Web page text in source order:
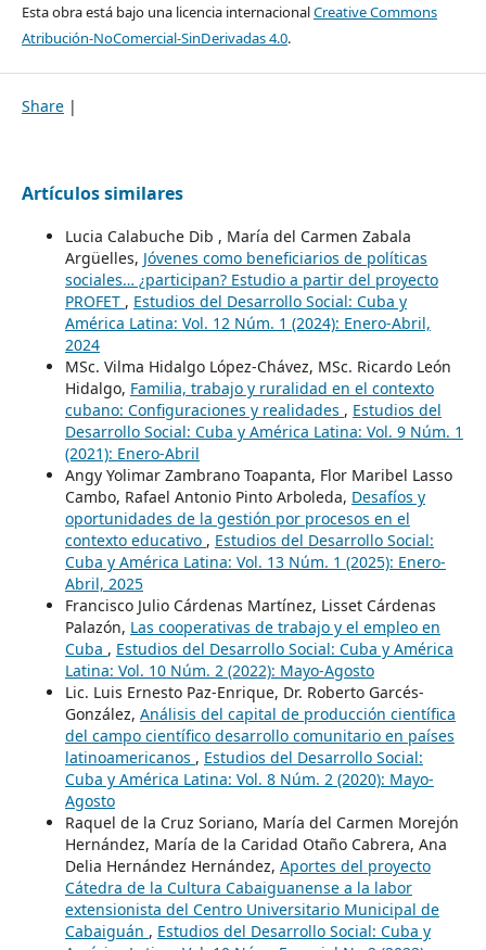
Esta obra está bajo una licencia internacionalCreative Commons
Atribución-NoComercial-SinDerivadas 4.0.
Share |
Artículos similares
Lucia Calabuche Dib , María del Carmen Zabala
Argüelles, Jóvenes como beneficiarios de políticas
sociales… ¿participan? Estudio a partir del proyecto
PROFET , Estudios del Desarrollo Social: Cuba y
América Latina: Vol. 12 Núm. 1 (2024): Enero-Abril,
2024
MSc. Vilma Hidalgo López-Chávez, MSc. Ricardo León
Hidalgo, Familia, trabajo y ruralidad en el contexto
cubano: Configuraciones y realidades , Estudios del
Desarrollo Social: Cuba y América Latina: Vol. 9 Núm. 1
(2021): Enero-Abril
Angy Yolimar Zambrano Toapanta, Flor Maribel Lasso
Cambo, Rafael Antonio Pinto Arboleda, Desafíos y
oportunidades de la gestión por procesos en el
contexto educativo , Estudios del Desarrollo Social:
Cuba y América Latina: Vol. 13 Núm. 1 (2025): Enero-
Abril, 2025
Francisco Julio Cárdenas Martínez, Lisset Cárdenas
Palazón, Las cooperativas de trabajo y el empleo en
Cuba , Estudios del Desarrollo Social: Cuba y América
Latina: Vol. 10 Núm. 2 (2022): Mayo-Agosto
Lic. Luis Ernesto Paz-Enrique, Dr. Roberto Garcés-
González, Análisis del capital de producción científica
del campo científico desarrollo comunitario en países
latinoamericanos , Estudios del Desarrollo Social:
Cuba y América Latina: Vol. 8 Núm. 2 (2020): Mayo-
Agosto
Raquel de la Cruz Soriano, María del Carmen Morejón
Hernández, María de la Caridad Otaño Cabrera, Ana
Delia Hernández Hernández, Aportes del proyecto
Cátedra de la Cultura Cabaiguanense a la labor
extensionista del Centro Universitario Municipal de
Cabaiguán , Estudios del Desarrollo Social: Cuba y